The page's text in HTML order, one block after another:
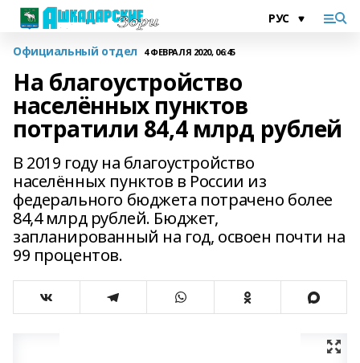
Официальный отдел 4 ФЕВРАЛЯ 2020, 06:45
На благоустройство
населённых пунктов
потратили 84,4 млрд рублей
В 2019 году на благоустройство
населённых пунктов в России из
федерального бюджета потрачено более
84,4 млрд рублей. Бюджет,
запланированный на год, освоен почти на
99 процентов.